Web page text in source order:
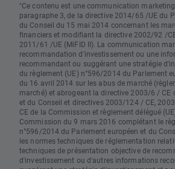
"Ce contenu est une communication
paragraphe 3, de la directive 2014/65 /UE du
du Conseil du 15 mai 2014 concernant les
financiers et modifiant la directive 2002/92 /
2011/61 /UE (MiFID II). La communication
recommandation d'investissement ou une
recommandant ou suggérant une stratégie
du règlement (UE) n°596/2014 du Parlement
du 16 avril 2014 sur les abus de marché
marché) et abrogeant la directive 2003/6 / CE
et du Conseil et directives 2003/124 / CE,
CE de la Commission et règlement délégué
Commission du 9 mars 2016 complétant le
n°596/2014 du Parlement européen et du
les normes techniques de réglementation
techniques de présentation objective de
d'investissement ou d'autres informations